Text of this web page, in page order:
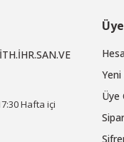
Hafta içi
Üye